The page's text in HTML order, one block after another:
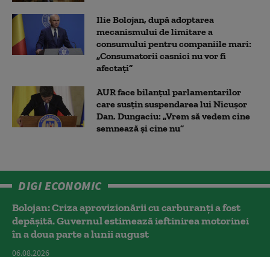
Ilie Bolojan, după adoptarea
mecanismului de limitare a
consumului pentru companiile mari:
„Consumatorii casnici nu vor fi
afectați”
AUR face bilanțul parlamentarilor
care susțin suspendarea lui Nicușor
Dan. Dungaciu: „Vrem să vedem cine
semnează și cine nu”
DIGI ECONOMIC
Bolojan: Criza aprovizionării cu carburanți a fost
depășită. Guvernul estimează ieftinirea motorinei
în a doua parte a lunii august
06.08.2026